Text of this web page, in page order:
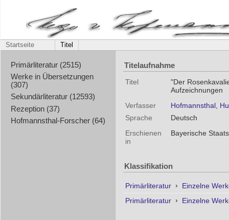
Startseite Titel
Primärliteratur (2515)
Werke in Übersetzungen
(307)
Sekundärliteratur (12593)
Rezeption (37)
Hofmannsthal-Forscher (64)
Titelaufnahme
Titel
"Der
Aufzeichnungen
Verfasser
Hofmannsthal,
Sprache
Deutsch
Erschienen
in
Bayerische
Klassifikation
Primärliteratur ›
Einzelne
Primärliteratur › Einzelne